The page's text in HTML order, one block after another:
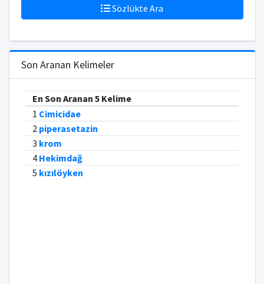
Sözlükte Ara
Son Aranan Kelimeler
En Son Aranan 5 Kelime
1 Cimicidae
2 piperasetazin
3 krom
4 Hekimdağ
5 kızılöyken